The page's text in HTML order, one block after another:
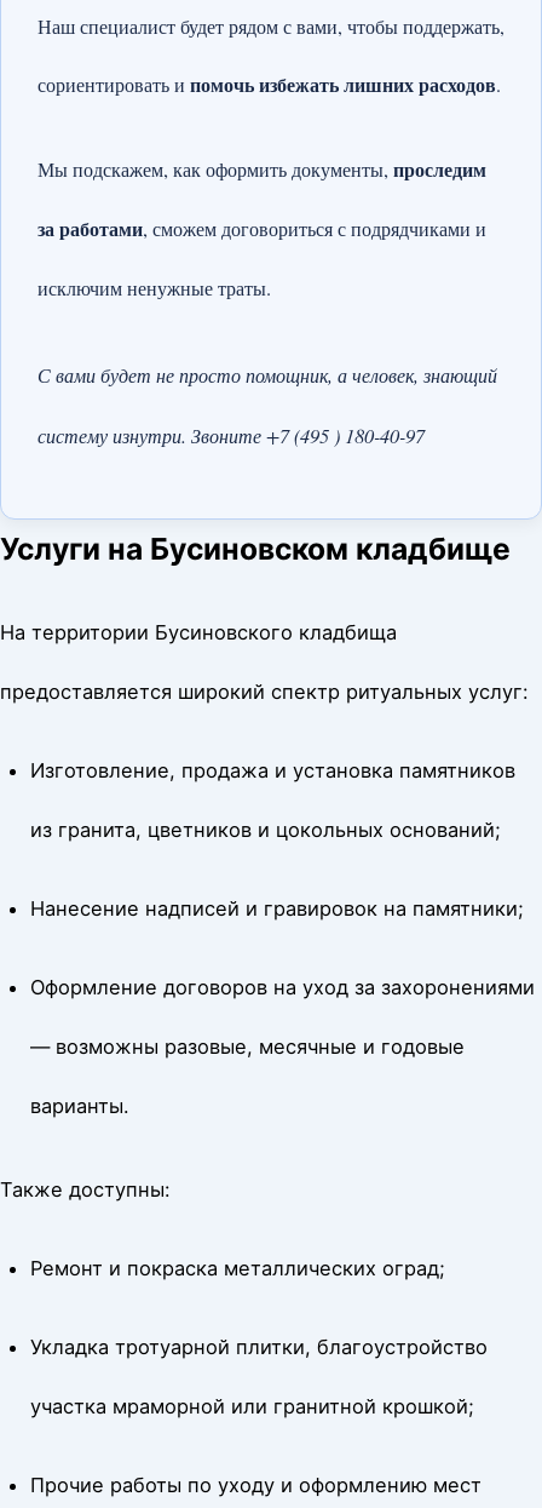
Наш специалист будет рядом с вами, чтобы поддержать,
сориентировать и помочь избежать лишних расходов.
Мы подскажем, как оформить документы, проследим
за работами, сможем договориться с подрядчиками и
исключим ненужные траты.
С вами будет не просто помощник, а человек, знающий
систему изнутри. Звоните +7 (495 ) 180-40-97
Услуги на Бусиновском кладбище
На территории Бусиновского кладбища
предоставляется широкий спектр ритуальных услуг:
Изготовление, продажа и установка памятников
из гранита, цветников и цокольных оснований;
Нанесение надписей и гравировок на памятники;
Оформление договоров на уход за захоронениями
— возможны разовые, месячные и годовые
варианты.
Также доступны:
Ремонт и покраска металлических оград;
Укладка тротуарной плитки, благоустройство
участка мраморной или гранитной крошкой;
Прочие работы по уходу и оформлению мест